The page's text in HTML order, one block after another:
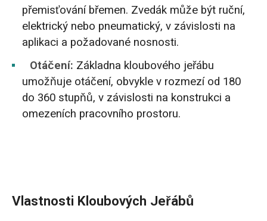
přemisťování břemen. Zvedák může být ruční,
elektrický nebo pneumatický, v závislosti na
aplikaci a požadované nosnosti.
Otáčení: Základna kloubového jeřábu
umožňuje otáčení, obvykle v rozmezí od 180
do 360 stupňů, v závislosti na konstrukci a
omezeních pracovního prostoru.
Vlastnosti Kloubových Jeřábů